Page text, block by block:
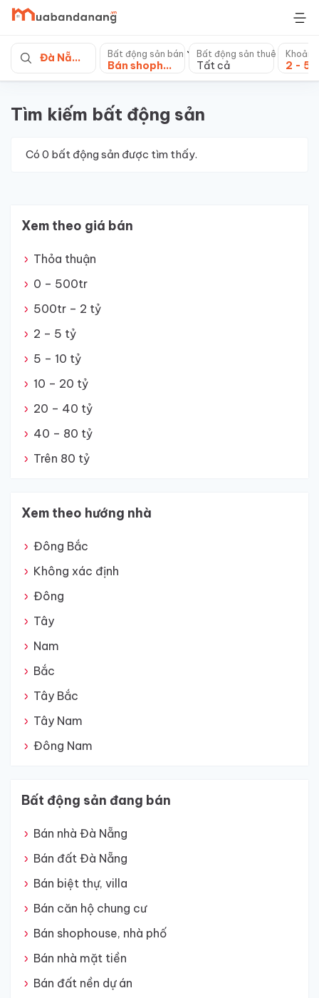
Skip
content
Đà Nẵng Bất động sản bán
Bán shophouse, nhà phố
Bất động sản thuê
Tất cả 2 - 5
Tìm kiếm bất động sản
Có 0 bất động sản được tìm thấy.
Xem theo giá bán
Thỏa thuận
0 – 500tr
500tr – 2 tỷ
2 – 5 tỷ
5 – 10 tỷ
10 – 20 tỷ
20 – 40 tỷ
40 – 80 tỷ
Trên 80 tỷ
Xem theo hướng nhà
Đông Bắc
Không xác định
Đông
Tây
Nam
Bắc
Tây Bắc
Tây Nam
Đông Nam
Bất động sản đang bán
Bán nhà Đà Nẵng
Bán đất Đà Nẵng
Bán biệt thự, villa
Bán căn hộ chung cư
Bán shophouse, nhà phố
Bán nhà mặt tiền
Bán đất nền dự án